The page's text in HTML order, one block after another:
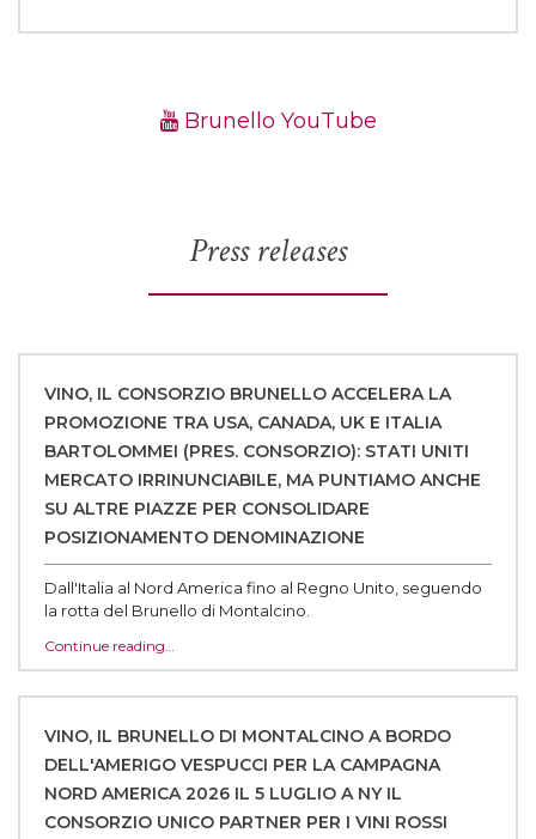
Brunello YouTube
Press releases
VINO, IL CONSORZIO BRUNELLO ACCELERA LA
PROMOZIONE TRA USA, CANADA, UK E ITALIA
BARTOLOMMEI (PRES. CONSORZIO): STATI UNITI
MERCATO IRRINUNCIABILE, MA PUNTIAMO ANCHE
SU ALTRE PIAZZE PER CONSOLIDARE
POSIZIONAMENTO DENOMINAZIONE
Dall'Italia al Nord America fino al Regno Unito, seguendo
la rotta del Brunello di Montalcino.
Continue reading…
VINO, IL BRUNELLO DI MONTALCINO A BORDO
DELL'AMERIGO VESPUCCI PER LA CAMPAGNA
NORD AMERICA 2026 IL 5 LUGLIO A NY IL
CONSORZIO UNICO PARTNER PER I VINI ROSSI